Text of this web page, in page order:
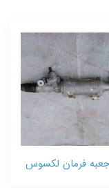
جعبه فرمان لکسوس